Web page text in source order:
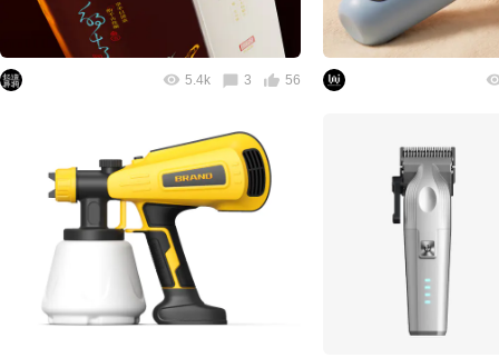
5.4k 3 56